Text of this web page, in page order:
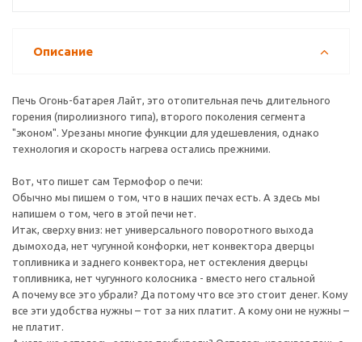
Описание
Печь Огонь-батарея Лайт, это отопительная печь длительного
горения (пиролиизного типа), второго поколения сегмента
"эконом". Урезаны многие функции для удешевления, однако
технология и скорость нагрева остались прежними.
Вот, что пишет сам Термофор о печи:
Обычно мы пишем о том, что в наших печах есть. А здесь мы
напишем о том, чего в этой печи нет.
Итак, сверху вниз: нет универсального поворотного выхода
дымохода, нет чугунной конфорки, нет конвектора дверцы
топливника и заднего конвектора, нет остекления дверцы
топливника, нет чугунного колосника - вместо него стальной
А почему все это убрали? Да потому что все это стоит денег. Кому
все эти удобства нужны – тот за них платит. А кому они не нужны –
не платит.